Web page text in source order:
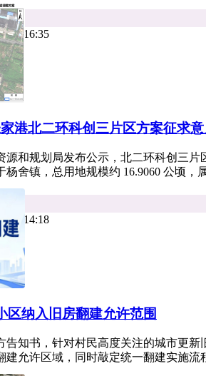
日 16:35
港北二环科创三片区方案征求
源和规划局发布公示，北二环科创三
杨舍镇，总用地规模约 16.9060 公顷，
日 14:18
区纳入旧房翻建允许范围
告知书，针对村民高度关注的城市更
建允许区域，同时敲定统一翻建实施